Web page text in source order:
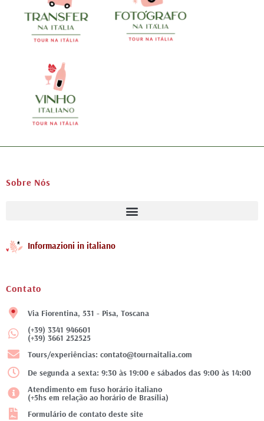
Sobre Nós
Informazioni in italiano
Contato
Via Fiorentina, 531 - Pisa, Toscana
(+39) 3341 946601
(+39) 3661 252525
Tours/experiências: contato@tournaitalia.com
De segunda a sexta: 9:30 às 19:00 e sábados das 9:00 às 14:00
Atendimento em fuso horário italiano
(+5hs em relação ao horário de Brasília)
Formulário de contato deste site